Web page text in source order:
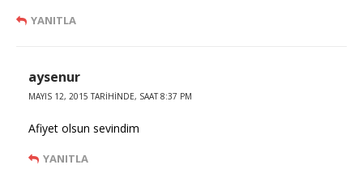
YANITLA
aysenur
MAYIS 12, 2015 TARIHINDE, SAAT 8:37 PM
Afiyet olsun sevindim
YANITLA